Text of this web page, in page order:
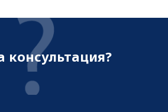
консультация?